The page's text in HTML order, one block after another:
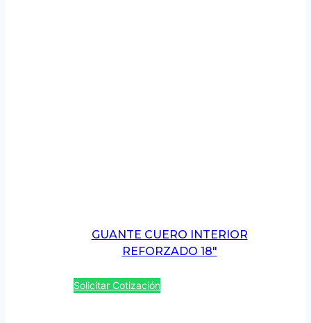
GUANTE CUERO INTERIOR
REFORZADO 18″
Solicitar Cotización